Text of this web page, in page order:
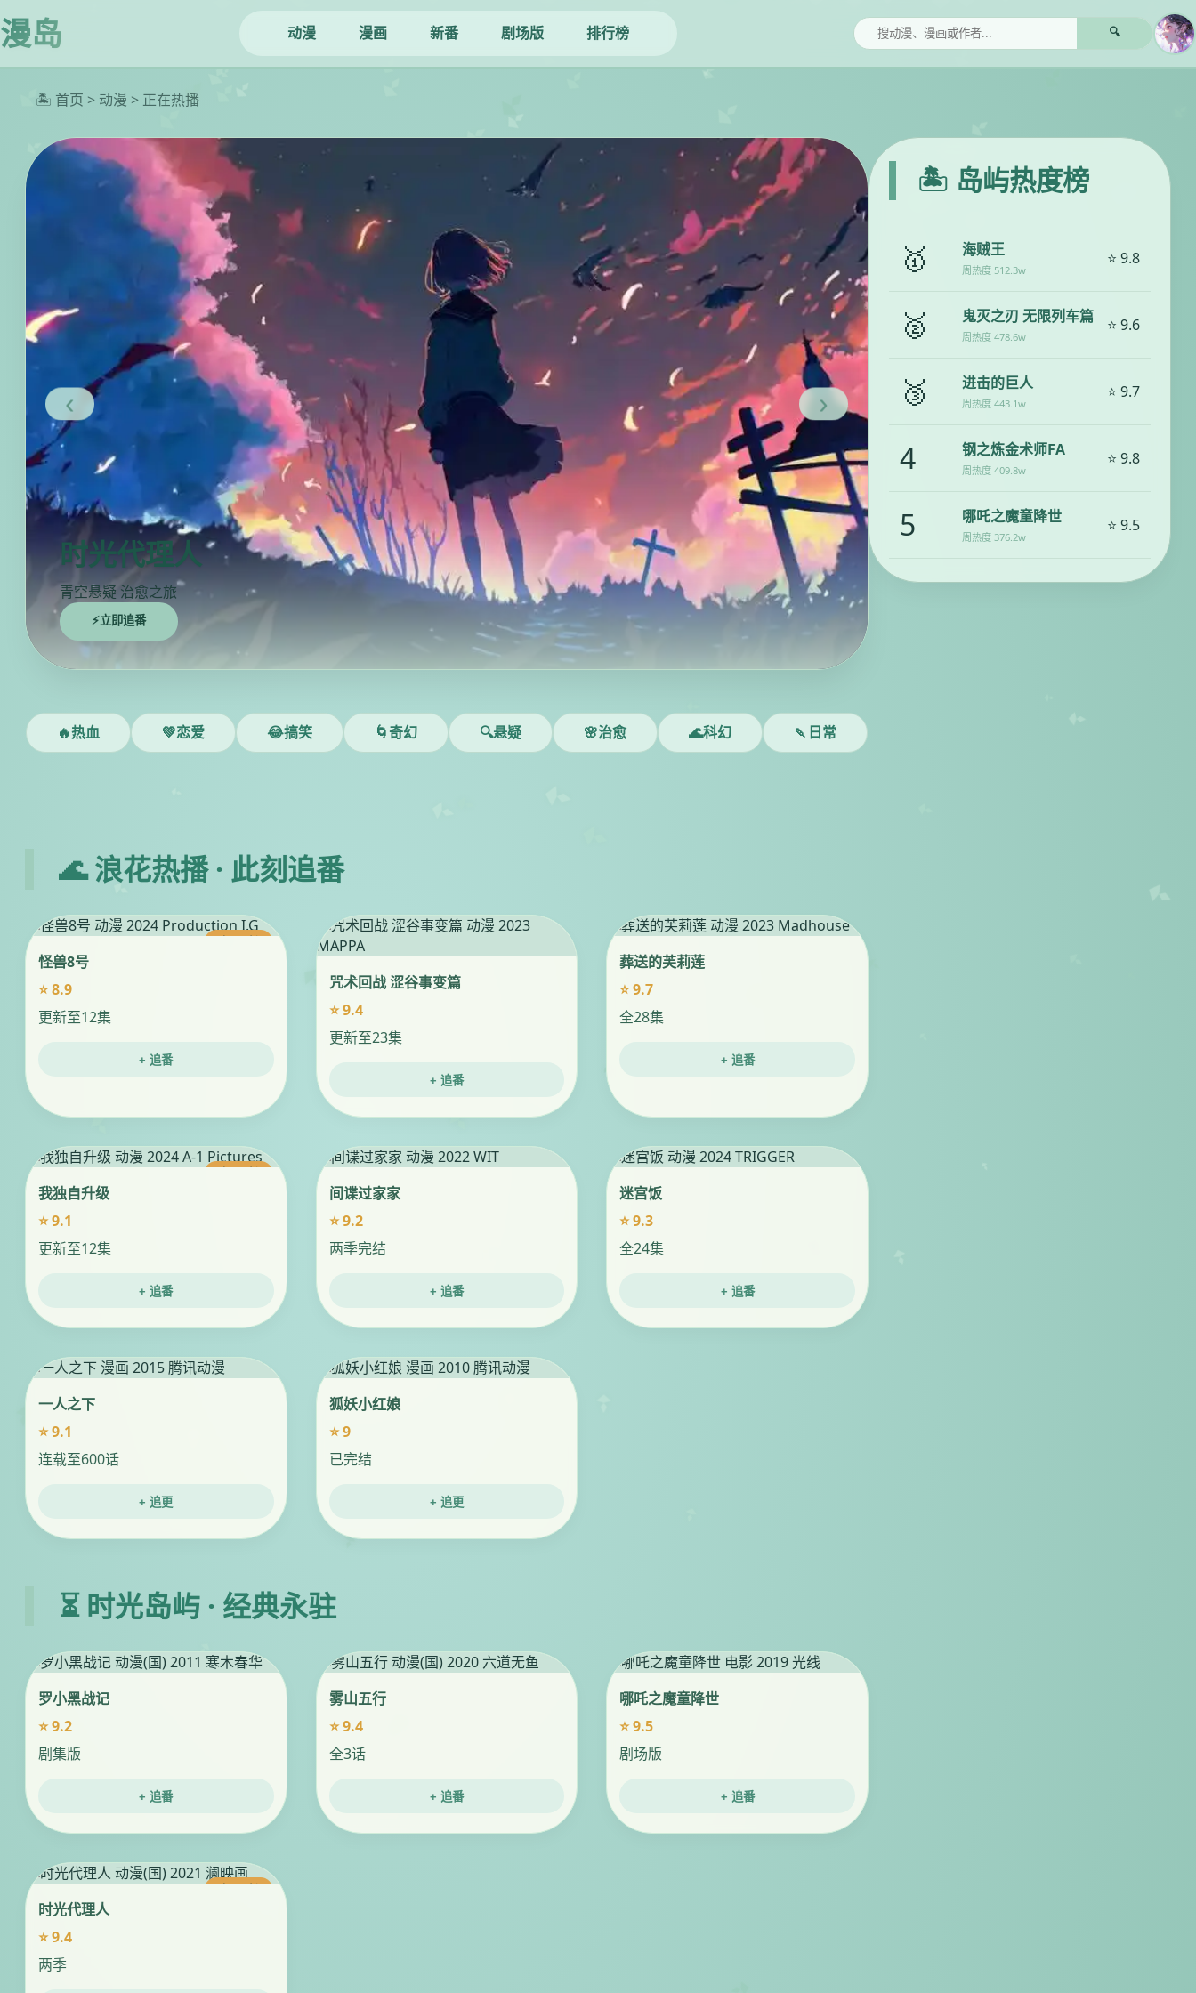
漫岛 动漫 漫画 新番 剧场版 排行榜 🔍
🏝️ 首页 > 动漫 > 正在热播
时光代理人
青空悬疑 治愈之旅
⚡立即追番
咒术回战 涩谷事变
‹ ›
🔥热血 💚恋爱 😂搞笑 🌀奇幻 🔍悬疑 🌸治愈 🌊科幻 🍡日常
🌊 浪花热播 · 此刻追番
怪兽8号
⭐ 8.9
更新至12集
+ 追番
咒术回战 涩谷事变篇
⭐ 9.4
更新至23集
+ 追番
葬送的芙莉莲
⭐ 9.7
全28集
+ 追番
我独自升级
⭐ 9.1
更新至12集
+ 追番
间谍过家家
⭐ 9.2
两季完结
+ 追番
迷宫饭
⭐ 9.3
全24集
+ 追番
一人之下
⭐ 9.1
连载至600话
+ 追更
狐妖小红娘
⭐ 9
已完结
+ 追更
⏳ 时光岛屿 · 经典永驻
罗小黑战记
⭐ 9.2
剧集版
+ 追番
雾山五行
⭐ 9.4
全3话
+ 追番
哪吒之魔童降世
⭐ 9.5
剧场版
+ 追番
时光代理人
⭐ 9.4
两季
🏝️ 岛屿热度榜
🥇 海贼王
周热度 512.3w
⭐ 9.8
🥈 鬼灭之刃 无限列车篇
周热度 478.6w
⭐ 9.6
🥉 进击的巨人
周热度 443.1w
⭐ 9.7
4 钢之炼金术师FA
周热度 409.8w
⭐ 9.8
5 哪吒之魔童降世
周热度 376.2w
⭐ 9.5